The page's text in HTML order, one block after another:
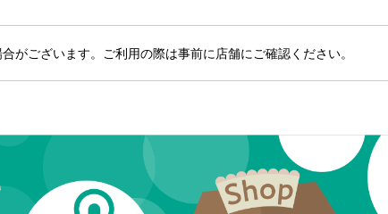
がございます。ご利用の際は事前に店舗にご確認ください。